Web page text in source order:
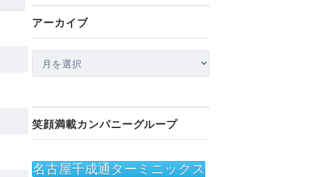
アーカイブ
ー
イ
ブ
笑顔満載カンパニーグループ
名古屋千成通ターミニックス